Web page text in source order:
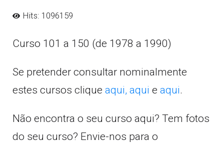
Hits: 1096159
Curso 101 a 150 (de 1978 a 1990)
Se pretender consultar nominalmente
estes cursos clique aqui, aqui e aqui.
Não encontra o seu curso aqui? Tem fotos
do seu curso? Envie-nos para o